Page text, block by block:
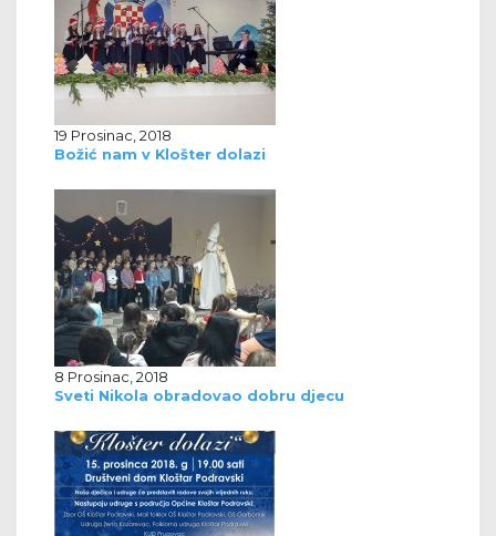
19 Prosinac, 2018
Božić nam v Klošter dolazi
8 Prosinac, 2018
Sveti Nikola obradovao dobru djecu